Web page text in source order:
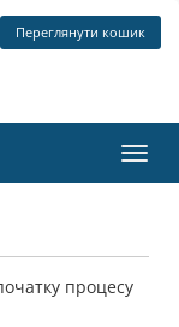
Переглянути кошик
процесу